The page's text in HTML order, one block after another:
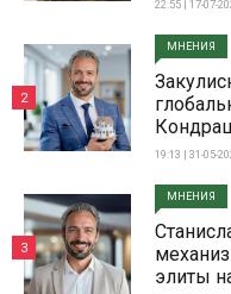
22:55 | 17-07-
МНЕНИЯ
19:13 | 31-05-
2
МНЕНИЯ
элиты
3